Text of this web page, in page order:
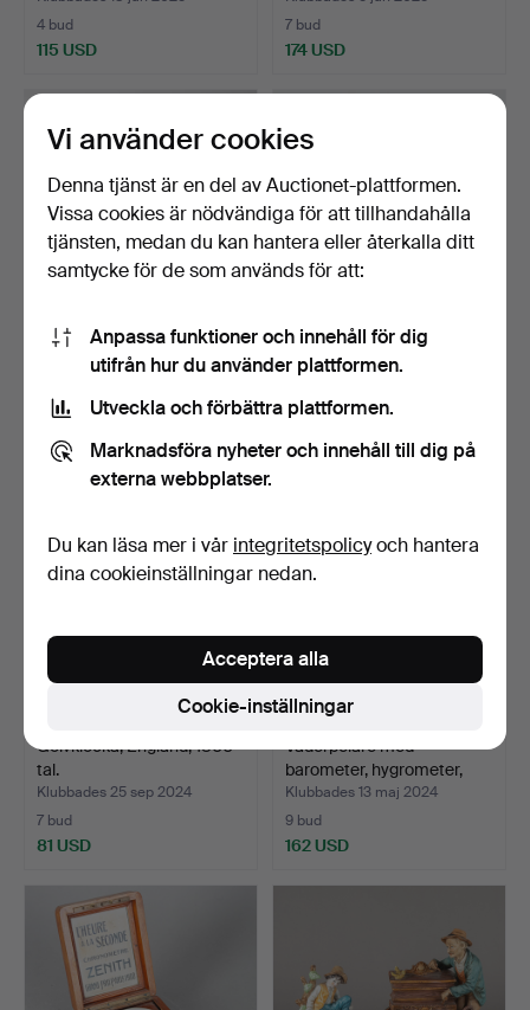
4 bud
115 USD
7 bud
174 USD
Sågklocka med
republikansk
decimaldisplay,…
Klubbades 25 mar 2025
16 bud
1 157 USD
WEMPE. nautisk
barometer, förnicklad.
3 bud
174 USD
Golvklocka, England, 1800-
tal.
Klubbades 25 sep 2024
7 bud
81 USD
Väderpelare med
barometer, hygrometer,
ter…
Klubbades 13 maj 2024
9 bud
162 USD
Vi använder cookies
Denna tjänst är en del av Auctionet-plattformen.
Vissa cookies är nödvändiga för att tillhandahålla
tjänsten, medan du kan hantera eller återkalla ditt
samtycke för de som används för att:
Anpassa funktioner och innehåll för dig
utifrån hur du använder plattformen.
Utveckla och förbättra plattformen.
Marknadsföra nyheter och innehåll till dig på
externa webbplatser.
Du kan läsa mer i vår integritetspolicyoch hantera
dina cookieinställningar nedan.
Cookie-inställningar
Acceptera alla